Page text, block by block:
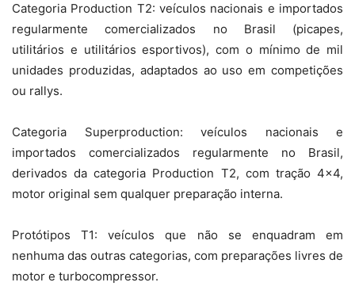
Categoria Production T2: veículos nacionais e importados
regularmente comercializados no Brasil (picapes,
utilitários e utilitários esportivos), com o mínimo de mil
unidades produzidas, adaptados ao uso em competições
ou rallys.
Categoria Superproduction: veículos nacionais e
importados comercializados regularmente no Brasil,
derivados da categoria Production T2, com tração 4×4,
motor original sem qualquer preparação interna.
Protótipos T1: veículos que não se enquadram em
nenhuma das outras categorias, com preparações livres de
motor e turbocompressor.